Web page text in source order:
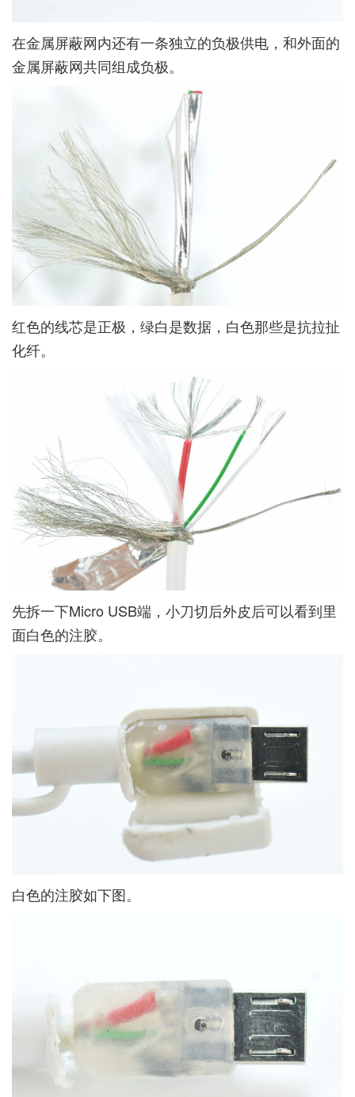
在金属屏蔽网内还有一条独立的负极供电，和外面的
金属屏蔽网共同组成负极。
红色的线芯是正极，绿白是数据，白色那些是抗拉扯
化纤。
先拆一下Micro USB端，小刀切后外皮后可以看到里
面白色的注胶。
白色的注胶如下图。